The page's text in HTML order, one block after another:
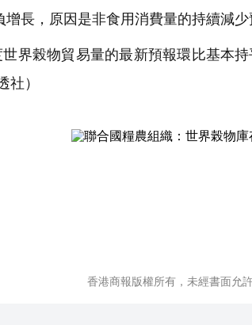
長，原因是非食用消費量的持續減
界榖物貿易量的最新預報環比基本
社）
香港商報版權所有，未經書面允許